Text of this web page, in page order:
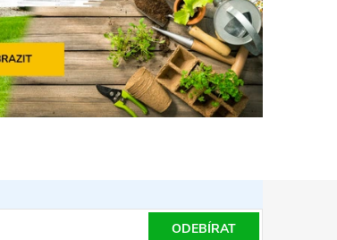
ODEBÍRAT